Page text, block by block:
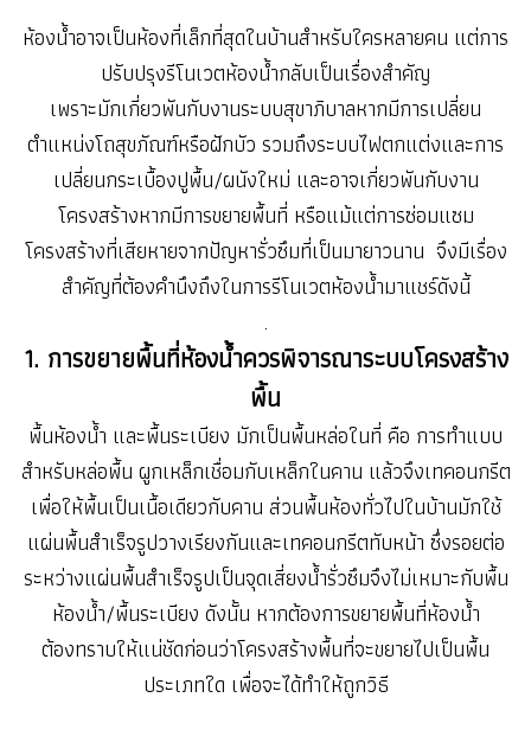
ห้องน้ำอาจเป็นห้องที่เล็กที่สุดในบ้านสำหรับใครหลายคน แต่การ
ปรับปรุงรีโนเวตห้องน้ำกลับเป็นเรื่องสำคัญ
เพราะมักเกี่ยวพันกับงานระบบสุขาภิบาลหากมีการเปลี่ยน
ตำแหน่งโถสุขภัณฑ์หรือฝักบัว รวมถึงระบบไฟตกแต่งและการ
เปลี่ยนกระเบื้องปูพื้น/ผนังใหม่ และอาจเกี่ยวพันกับงาน
โครงสร้างหากมีการขยายพื้นที่ หรือแม้แต่การซ่อมแซม
โครงสร้างที่เสียหายจากปัญหารั่วซึมที่เป็นมายาวนาน จึงมีเรื่อง
สำคัญที่ต้องคำนึงถึงในการรีโนเวตห้องน้ำมาแชร์ดังนี้
.
1. การขยายพื้นที่ห้องน้ำควรพิจารณาระบบโครงสร้าง
พื้น
พื้นห้องน้ำ และพื้นระเบียง มักเป็นพื้นหล่อในที่ คือ การทำแบบ
สำหรับหล่อพื้น ผูกเหล็กเชื่อมกับเหล็กในคาน แล้วจึงเทคอนกรีต
เพื่อให้พื้นเป็นเนื้อเดียวกับคาน ส่วนพื้นห้องทั่วไปในบ้านมักใช้
แผ่นพื้นสำเร็จรูปวางเรียงกันและเทคอนกรีตทับหน้า ซึ่งรอยต่อ
ระหว่างแผ่นพื้นสำเร็จรูปเป็นจุดเสี่ยงน้ำรั่วซึมจึงไม่เหมาะกับพื้น
ห้องน้ำ/พื้นระเบียง ดังนั้น หากต้องการขยายพื้นที่ห้องน้ำ
ต้องทราบให้แน่ชัดก่อนว่าโครงสร้างพื้นที่จะขยายไปเป็นพื้น
ประเภทใด เพื่อจะได้ทำให้ถูกวิธี